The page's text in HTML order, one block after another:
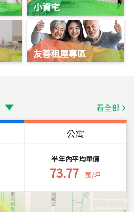
小資宅
友善租屋專區
看全部
公寓
半年內平均單價
73.77 萬/坪